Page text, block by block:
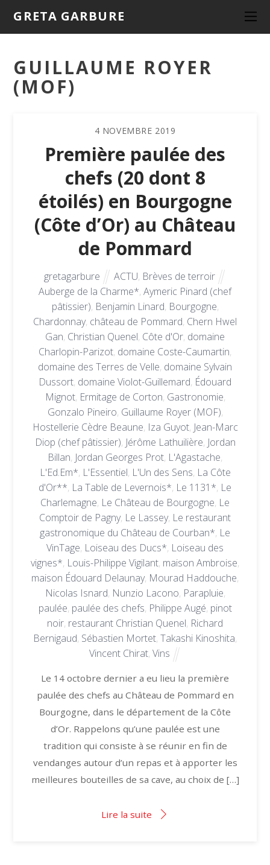
GRETA GARBURE
GUILLAUME ROYER
(MOF)
4 NOVEMBRE 2019
Première paulée des
chefs (20 dont 8
étoilés) en Bourgogne
(Côte d’Or) au Château
de Pommard
gretagarbure ACTU, Brèves de terroir
Auberge de la Charme*, Aymeric Pinard (chef
pâtissier), Benjamin Linard, Bourgogne,
Chardonnay, château de Pommard, Chern Hwel
Gan, Christian Quenel, Côte d'Or, domaine
Charlopin-Parizot, domaine Coste-Caumartin,
domaine des Terres de Velle, domaine Sylvain
Dussort, domaine Violot-Guillemard, Édouard
Mignot, Ermitage de Corton, Gastronomie,
Gonzalo Pineiro, Guillaume Royer (MOF),
Hostellerie Cèdre Beaune, Iza Guyot, Jean-Marc
Diop (chef pâtissier), Jérôme Lathuilière, Jordan
Billan, Jordan Georges Prot, L'Agastache,
L'Ed.Em*, L'Essentiel, L'Un des Sens, La Côte
d'Or**, La Table de Levernois*, Le 1131*, Le
Charlemagne, Le Château de Bourgogne, Le
Comptoir de Pagny, Le Lassey, Le restaurant
gastronomique du Château de Courban*, Le
VinTage, Loiseau des Ducs*, Loiseau des
vignes*, Louis-Philippe Vigilant, maison Ambroise,
maison Édouard Delaunay, Mourad Haddouche,
Nicolas Isnard, Nunzio Lacono, Parapluie,
paulée, paulée des chefs, Philippe Augé, pinot
noir, restaurant Christian Quenel, Richard
Bernigaud, Sébastien Mortet, Takashi Kinoshita,
Vincent Chirat, Vins
Le 14 octobre dernier a eu lieu la première
paulée des chefs au Château de Pommard en
Bourgogne, dans le département de la Côte
d’Or. Rappelons qu’une paulée est une
tradition qui consiste à se réunir en fin de
vendanges autour d’un repas et à apporter les
meilleures bouteilles de sa cave, au choix de […]
Lire la suite